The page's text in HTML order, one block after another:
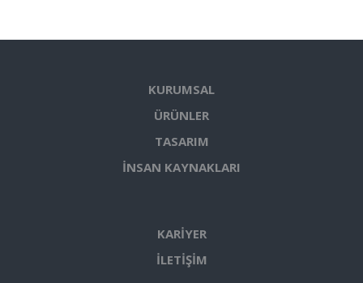
KURUMSAL
ÜRÜNLER
TASARIM
İNSAN KAYNAKLARI
KARİYER
İLETİŞİM